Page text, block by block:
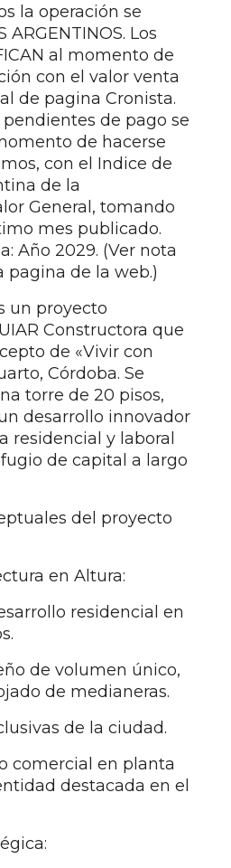
la operación se
ARGENTINOS. Los
al momento de
con el valor venta
de pagina Cronista.
pendientes de pago se
de hacerse
con el Indice de
de la
General, tomando
mes publicado.
Año 2029. (Ver nota
pagina de la web.)
un proyecto
Constructora que
de «Vivir con
Córdoba. Se
torre de 20 pisos,
desarrollo innovador
residencial y laboral
de capital a largo
del proyecto
en Altura:
residencial en
de volumen único,
de medianeras.
de la ciudad.
comercial en planta
destacada en el